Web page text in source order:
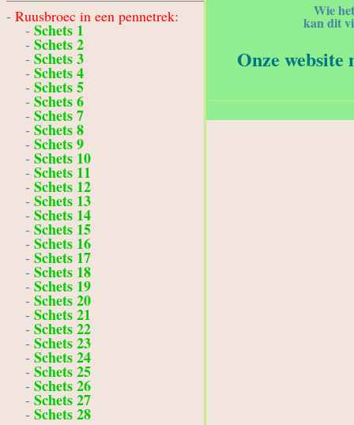
- Ruusbroec in een pennetrek:
- Schets 1
- Schets 2
- Schets 3
- Schets 4
- Schets 5
- Schets 6
- Schets 7
- Schets 8
- Schets 9
- Schets 10
- Schets 11
- Schets 12
- Schets 13
- Schets 14
- Schets 15
- Schets 16
- Schets 17
- Schets 18
- Schets 19
- Schets 20
- Schets 21
- Schets 22
- Schets 23
- Schets 24
- Schets 25
- Schets 26
- Schets 27
- Schets 28
Wie
kan dit
Onze